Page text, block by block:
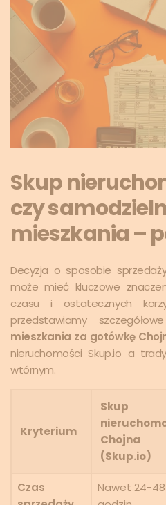
Skup
czy
mieszkania –
Decyzja o sposobie
może mieć kluczowe
czasu i ostatecznych
przedstawiamy
mieszkania za gotówkę
nieruchomości Skup.io a
wtórnym.
Kryterium
Skup
Chojna
(Skup.io)
Czas
Nawet 24-48